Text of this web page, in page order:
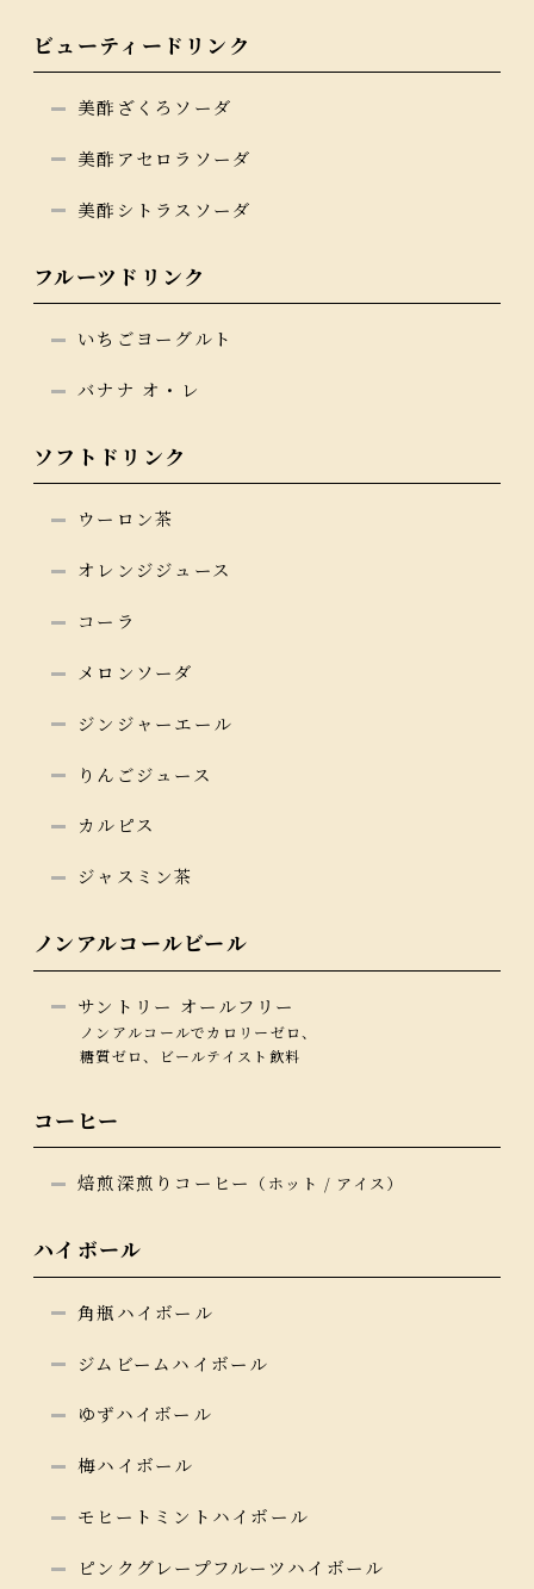
ビューティードリンク
美酢ざくろソーダ
美酢アセロラソーダ
美酢シトラスソーダ
フルーツドリンク
いちごヨーグルト
バナナ オ・レ
ソフトドリンク
ウーロン茶
オレンジジュース
コーラ
メロンソーダ
ジンジャーエール
りんごジュース
カルピス
ジャスミン茶
ノンアルコールビール
サントリー オールフリー
ノンアルコールでカロリーゼロ、
糖質ゼロ、ビールテイスト飲料
コーヒー
焙煎深煎りコーヒー （ホット / アイス）
ハイボール
角瓶ハイボール
ジムビームハイボール
ゆずハイボール
梅ハイボール
モヒートミントハイボール
ピンクグレープフルーツハイボール